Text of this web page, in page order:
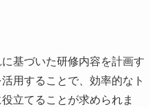
基づいた研修内容を計画す
用することで、効率的なト
立てることが求められま